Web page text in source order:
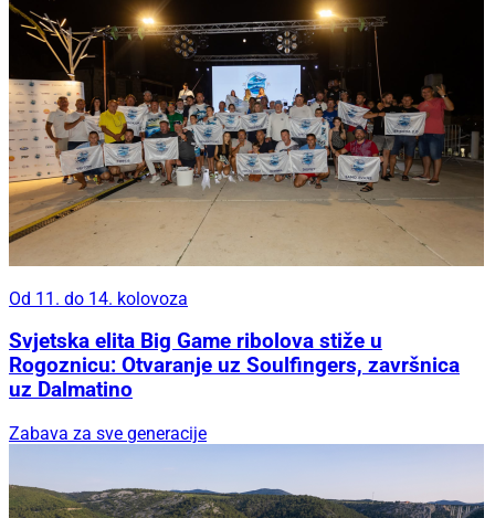
Od 11. do 14. kolovoza
Svjetska elita Big Game ribolova stiže u
Rogoznicu: Otvaranje uz Soulfingers, završnica
uz Dalmatino
Zabava za sve generacije